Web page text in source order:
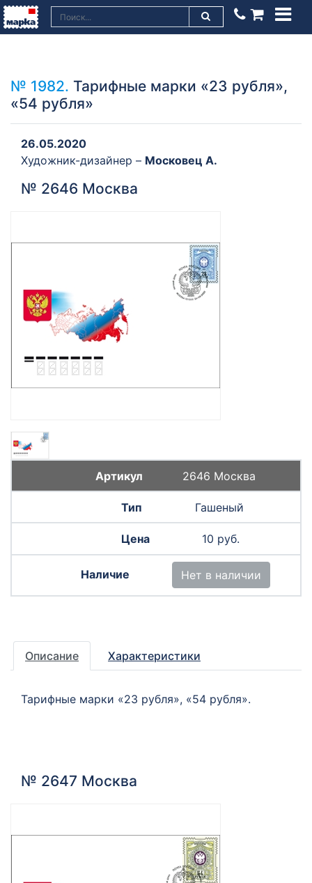
№ 1982. Тарифные марки «23 рубля»,
«54 рубля»
26.05.2020
Художник-дизайнер – Московец А.
№ 2646 Москва
2646 Москва
Гашеный
10 руб.
Нет в наличии
Описание Характеристики
Тарифные марки «23 рубля», «54 рубля».
№ 2647 Москва